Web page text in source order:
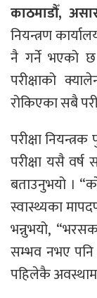
काठमाडौँ,
नियन्त्रण
नै गर्ने भएको
परीक्षाको
रोकिएका सबै
परीक्षा
परीक्षा यसै वर्ष
बताउनुभयो ।
स्वास्थ्यका
भन्नुभयो,
सम्भव नभए पनि
पहिलेकै